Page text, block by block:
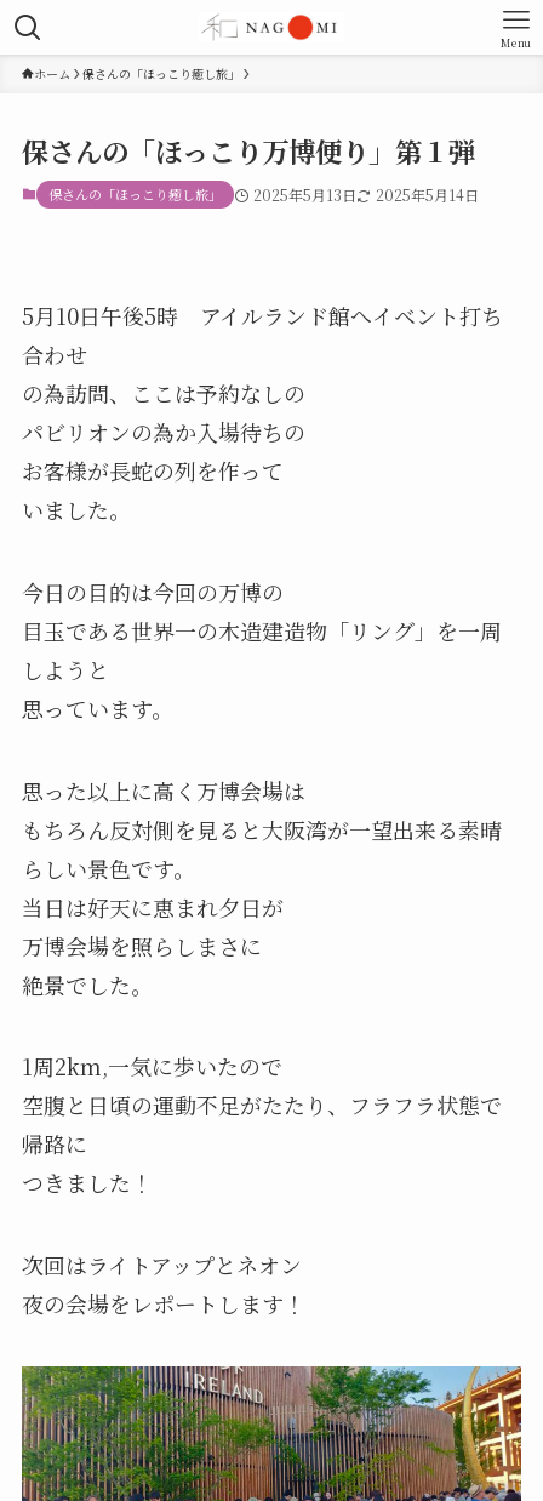
Menu
ホーム 保さんの「ほっこり癒し旅」
保さんの「ほっこり万博便り」第１弾
保さんの「ほっこり癒し旅」 2025年5月13日 2025年5月14日
5月10日午後5時 アイルランド館へイベント打ち
合わせ
の為訪問、ここは予約なしの
パビリオンの為か入場待ちの
お客様が長蛇の列を作って
いました。
今日の目的は今回の万博の
目玉である世界一の木造建造物「リング」を一周
しようと
思っています。
思った以上に高く万博会場は
もちろん反対側を見ると大阪湾が一望出来る素晴
らしい景色です。
当日は好天に恵まれ夕日が
万博会場を照らしまさに
絶景でした。
1周2km,一気に歩いたので
空腹と日頃の運動不足がたたり、フラフラ状態で
帰路に
つきました！
次回はライトアップとネオン
夜の会場をレポートします！